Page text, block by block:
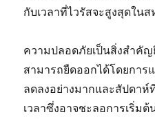
กับเวลาที่ไวรัสจะสูงสุดใน
ความปลอดภัยเป็นสิ่งสำคั
สามารถยืดออกได้โดยการ
ลดลงอย่างมากและสัปดา
เวลาซึ่งอาจชะลอการเริ่ม